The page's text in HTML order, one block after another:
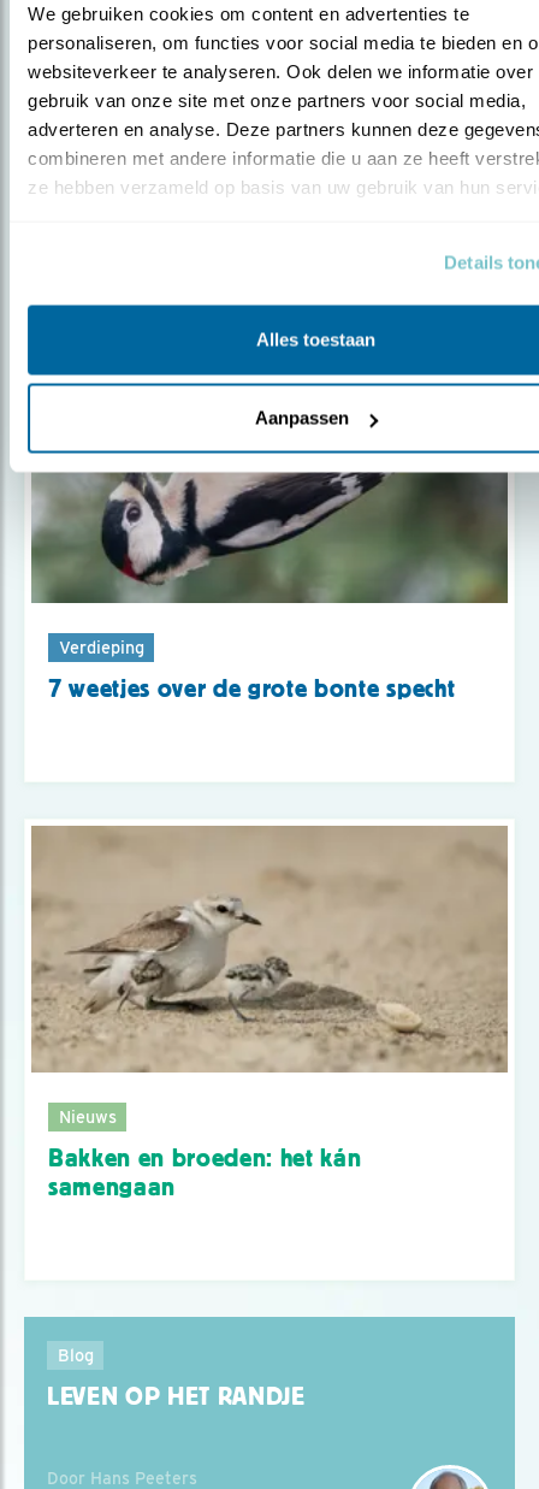
We gebruiken cookies om content en advertenties te
personaliseren, om functies voor social media te bieden en
websiteverkeer te analyseren. Ook delen we informatie over
gebruik van onze site met onze partners voor social media,
adverteren en analyse. Deze partners kunnen deze
combineren met andere informatie die u aan ze heeft
ze hebben verzameld op basis van uw gebruik van hun
Details
Alles toestaan
Aanpassen
Verdieping
7 weetjes over de grote bonte specht
Nieuws
Bakken en broeden: het kán
samengaan
Blog
LEVEN OP HET RANDJE
Door Hans Peeters